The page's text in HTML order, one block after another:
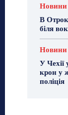
Новини
В
біля
Новини
У Чехії
крон у
поліція